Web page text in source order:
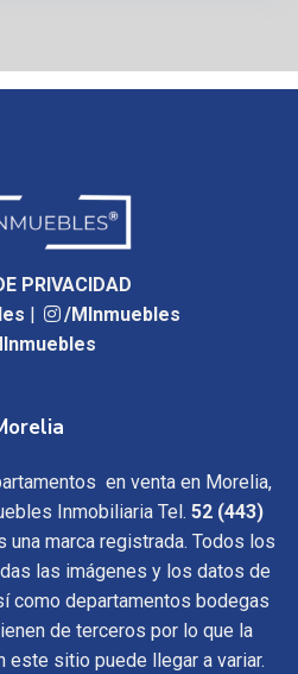
PRIVACIDAD
|
/MInmuebles
en venta en Morelia,
Inmobiliaria Tel. 52 (443)
una marca registrada. Todos los
las imágenes y los datos de
como departamentos bodegas
de terceros por lo que la
este sitio puede llegar a variar.